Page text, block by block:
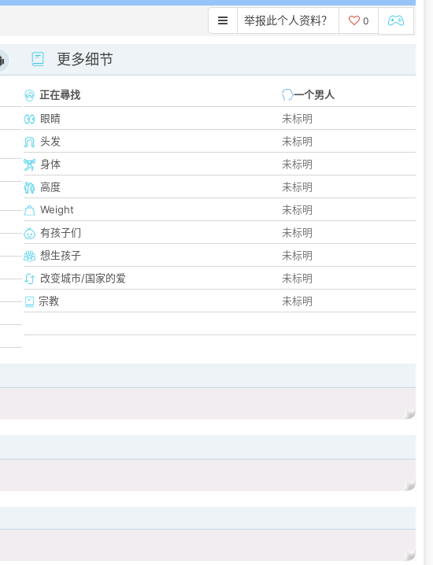
举报此个人资料？ 0
更多细节
正在尋找
一个男人
眼睛
未标明
头发
未标明
身体
未标明
高度
未标明
Weight
未标明
有孩子们
未标明
想生孩子
未标明
改变城市/国家的爱
未标明
宗教
未标明